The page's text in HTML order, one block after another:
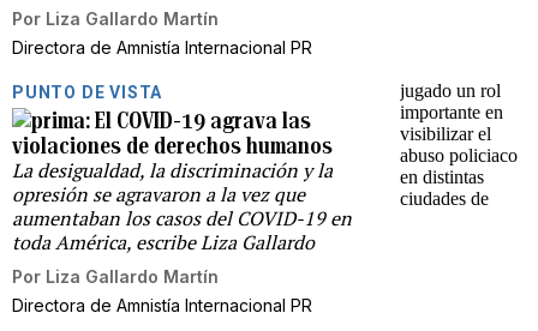
Por Liza Gallardo Martín
Directora de Amnistía Internacional PR
PUNTO DE VISTA
El COVID-19 agrava las
violaciones de derechos humanos
La desigualdad, la discriminación y la
opresión se agravaron a la vez que
aumentaban los casos del COVID-19 en
toda América, escribe Liza Gallardo
Por Liza Gallardo Martín
Directora de Amnistía Internacional PR